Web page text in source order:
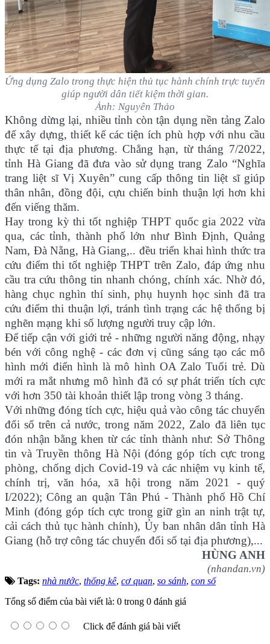
Ứng dụng Zalo trong thực hiện thủ tục hành chính trực tuyến
giúp người dân tiết kiệm thời gian.
Ảnh: Nguyên Thảo
Không dừng lại, nhiều tỉnh còn tận dụng nền tảng Zalo
để xây dựng, thiết kế các tiện ích phù hợp với nhu cầu
thực tế tại địa phương. Chẳng hạn, từ tháng 7/2022,
tỉnh Hà Giang đã đưa vào sử dụng trang Zalo “Nghĩa
trang liệt sĩ Vị Xuyên” cung cấp thông tin liệt sĩ giúp
thân nhân, đồng đội, cựu chiến binh thuận lợi hơn khi
đến viếng thăm.
Hay trong kỳ thi tốt nghiệp THPT quốc gia 2022 vừa
qua, các tỉnh, thành phố lớn như Bình Định, Quảng
Nam, Đà Nẵng, Hà Giang,.. đều triển khai hình thức tra
cứu điểm thi tốt nghiệp THPT trên Zalo, đáp ứng nhu
cầu tra cứu thông tin nhanh chóng, chính xác. Nhờ đó,
hàng chục nghìn thí sinh, phụ huynh học sinh đã tra
cứu điểm thi thuận lợi, tránh tình trạng các hệ thống bị
nghẽn mạng khi số lượng người truy cập lớn.
Để tiếp cận với giới trẻ - những người năng động, nhạy
bén với công nghệ - các đơn vị cũng sáng tạo các mô
hình mới điển hình là mô hình OA Zalo Tuổi trẻ. Dù
mới ra mắt nhưng mô hình đã có sự phát triển tích cực
với hơn 350 tài khoản thiết lập trong vòng 3 tháng.
Với những đóng tích cực, hiệu quả vào công tác chuyển
đổi số trên cả nước, trong năm 2022, Zalo đã liên tục
đón nhận bằng khen từ các tỉnh thành như: Sở Thông
tin và Truyền thông Hà Nội (đóng góp tích cực trong
phòng, chống dịch Covid-19 và các nhiệm vụ kinh tế,
chính trị, văn hóa, xã hội trong năm 2021 - quý
I/2022); Công an quận Tân Phú - Thành phố Hồ Chí
Minh (đóng góp tích cực trong giữ gìn an ninh trật tự,
cải cách thủ tục hành chính), Ủy ban nhân dân tỉnh Hà
Giang (hỗ trợ công tác chuyển đổi số tại địa phương),...
HÙNG ANH
(nhandan.vn)
Tags: nhà nước, thống kê, cơ quan, so sánh, con số
Tổng số điểm của bài viết là: 0 trong 0 đánh giá
Click để đánh giá bài viết